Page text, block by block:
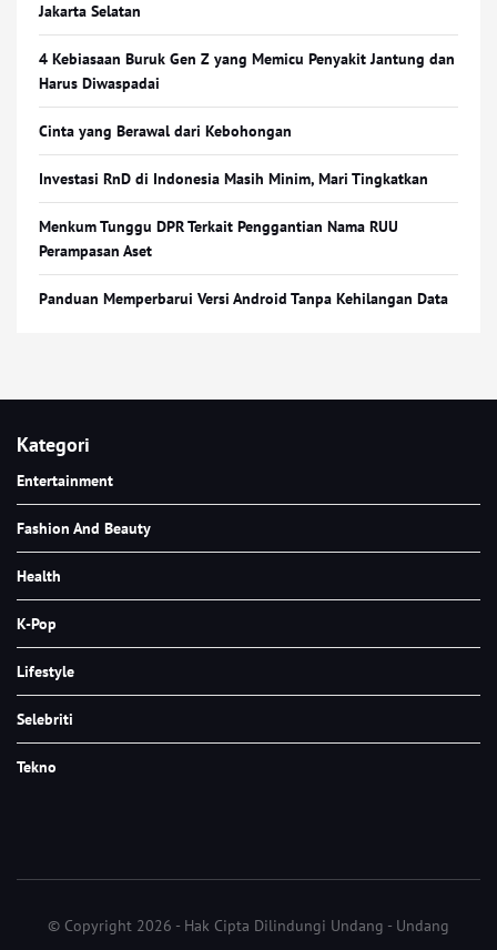
Jakarta Selatan
4 Kebiasaan Buruk Gen Z yang Memicu Penyakit Jantung dan
Harus Diwaspadai
Cinta yang Berawal dari Kebohongan
Investasi RnD di Indonesia Masih Minim, Mari Tingkatkan
Menkum Tunggu DPR Terkait Penggantian Nama RUU
Perampasan Aset
Panduan Memperbarui Versi Android Tanpa Kehilangan Data
Kategori
Entertainment
Fashion And Beauty
Health
K-Pop
Lifestyle
Selebriti
Tekno
© Copyright 2026 - Hak Cipta Dilindungi Undang - Undang